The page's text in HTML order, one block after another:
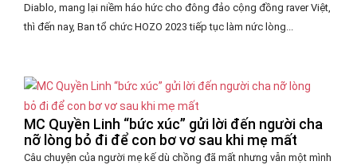
Diablo, mang lại niềm háo hức cho đông đảo cộng đồng raver Việt,
thì đến nay, Ban tổ chức HOZO 2023 tiếp tục làm nức lòng...
MC Quyền Linh “bức xúc” gửi lời đến người cha
nỡ lòng bỏ đi để con bơ vơ sau khi mẹ mất
Câu chuyện của người mẹ kế dù chồng đã mất nhưng vẫn một mình